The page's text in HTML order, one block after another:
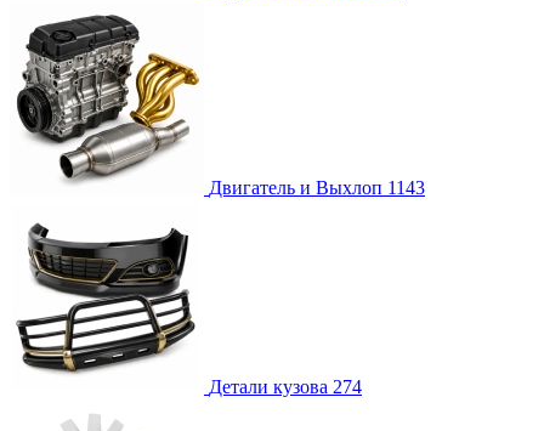
Двигатель и Выхлоп 1143
Детали кузова 274